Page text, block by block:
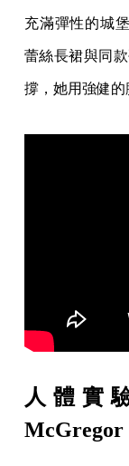
充滿彈性的城
蕾絲長裙與同
撐，她用強健的
人體實
McGregor